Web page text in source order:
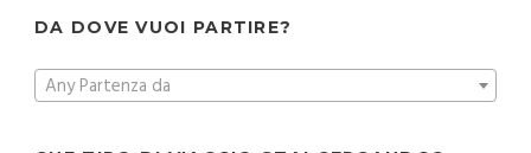
DA DOVE VUOI PARTIRE?
Any Partenza da